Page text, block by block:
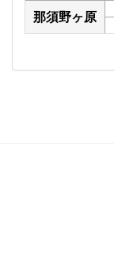
那須野ヶ原